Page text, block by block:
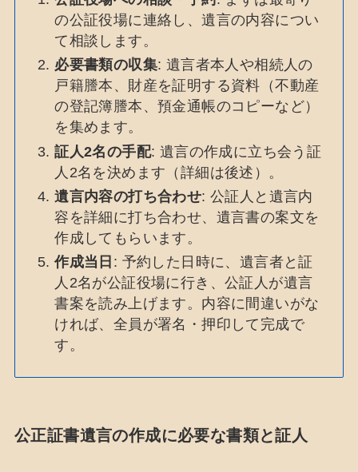
の公証役場に連絡し、遺言の内容につい
て相談します。
必要書類の収集: 遺言者本人や相続人の
戸籍謄本、財産を証明する資料（不動産
の登記簿謄本、預金通帳のコピーなど）
を集めます。
証人2名の手配: 遺言の作成に立ち会う証
人2名を決めます（詳細は後述）。
遺言内容の打ち合わせ: 公証人と遺言内
容を詳細に打ち合わせ、遺言書の案文を
作成してもらいます。
作成当日 : 予約した日時に、遺言者と証
人2名が公証役場に行き、公証人が遺言
書案を読み上げます。内容に間違いがな
ければ、全員が署名・押印して完成で
す。
公正証書遺言の作成に必要な書類と証人